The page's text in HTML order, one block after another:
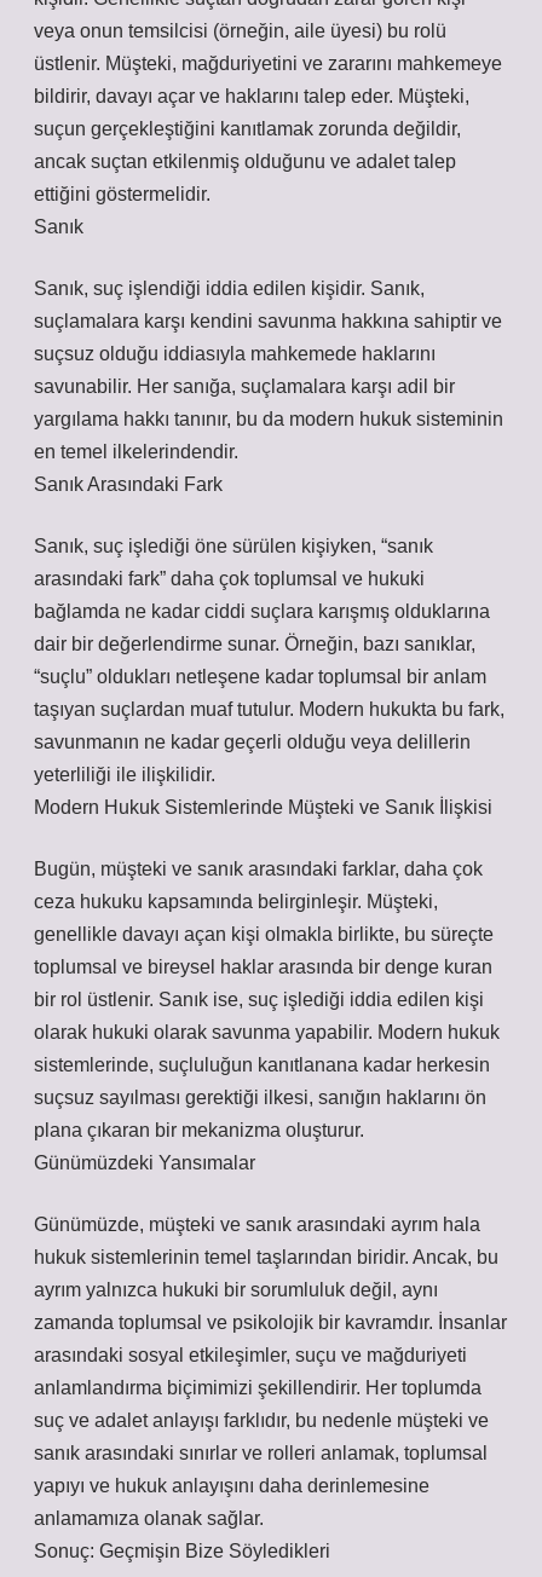
veya onun temsilcisi (örneğin, aile üyesi) bu rolü
üstlenir. Müşteki, mağduriyetini ve zararını mahkemeye
bildirir, davayı açar ve haklarını talep eder. Müşteki,
suçun gerçekleştiğini kanıtlamak zorunda değildir,
ancak suçtan etkilenmiş olduğunu ve adalet talep
ettiğini göstermelidir.
Sanık
Sanık, suç işlendiği iddia edilen kişidir. Sanık,
suçlamalara karşı kendini savunma hakkına sahiptir ve
suçsuz olduğu iddiasıyla mahkemede haklarını
savunabilir. Her sanığa, suçlamalara karşı adil bir
yargılama hakkı tanınır, bu da modern hukuk sisteminin
en temel ilkelerindendir.
Sanık Arasındaki Fark
Sanık, suç işlediği öne sürülen kişiyken, “sanık
arasındaki fark” daha çok toplumsal ve hukuki
bağlamda ne kadar ciddi suçlara karışmış olduklarına
dair bir değerlendirme sunar. Örneğin, bazı sanıklar,
“suçlu” oldukları netleşene kadar toplumsal bir anlam
taşıyan suçlardan muaf tutulur. Modern hukukta bu fark,
savunmanın ne kadar geçerli olduğu veya delillerin
yeterliliği ile ilişkilidir.
Modern Hukuk Sistemlerinde Müşteki ve Sanık İlişkisi
Bugün, müşteki ve sanık arasındaki farklar, daha çok
ceza hukuku kapsamında belirginleşir. Müşteki,
genellikle davayı açan kişi olmakla birlikte, bu süreçte
toplumsal ve bireysel haklar arasında bir denge kuran
bir rol üstlenir. Sanık ise, suç işlediği iddia edilen kişi
olarak hukuki olarak savunma yapabilir. Modern hukuk
sistemlerinde, suçluluğun kanıtlanana kadar herkesin
suçsuz sayılması gerektiği ilkesi, sanığın haklarını ön
plana çıkaran bir mekanizma oluşturur.
Günümüzdeki Yansımalar
Günümüzde, müşteki ve sanık arasındaki ayrım hala
hukuk sistemlerinin temel taşlarından biridir. Ancak, bu
ayrım yalnızca hukuki bir sorumluluk değil, aynı
zamanda toplumsal ve psikolojik bir kavramdır. İnsanlar
arasındaki sosyal etkileşimler, suçu ve mağduriyeti
anlamlandırma biçimimizi şekillendirir. Her toplumda
suç ve adalet anlayışı farklıdır, bu nedenle müşteki ve
sanık arasındaki sınırlar ve rolleri anlamak, toplumsal
yapıyı ve hukuk anlayışını daha derinlemesine
anlamamıza olanak sağlar.
Sonuç: Geçmişin Bize Söyledikleri